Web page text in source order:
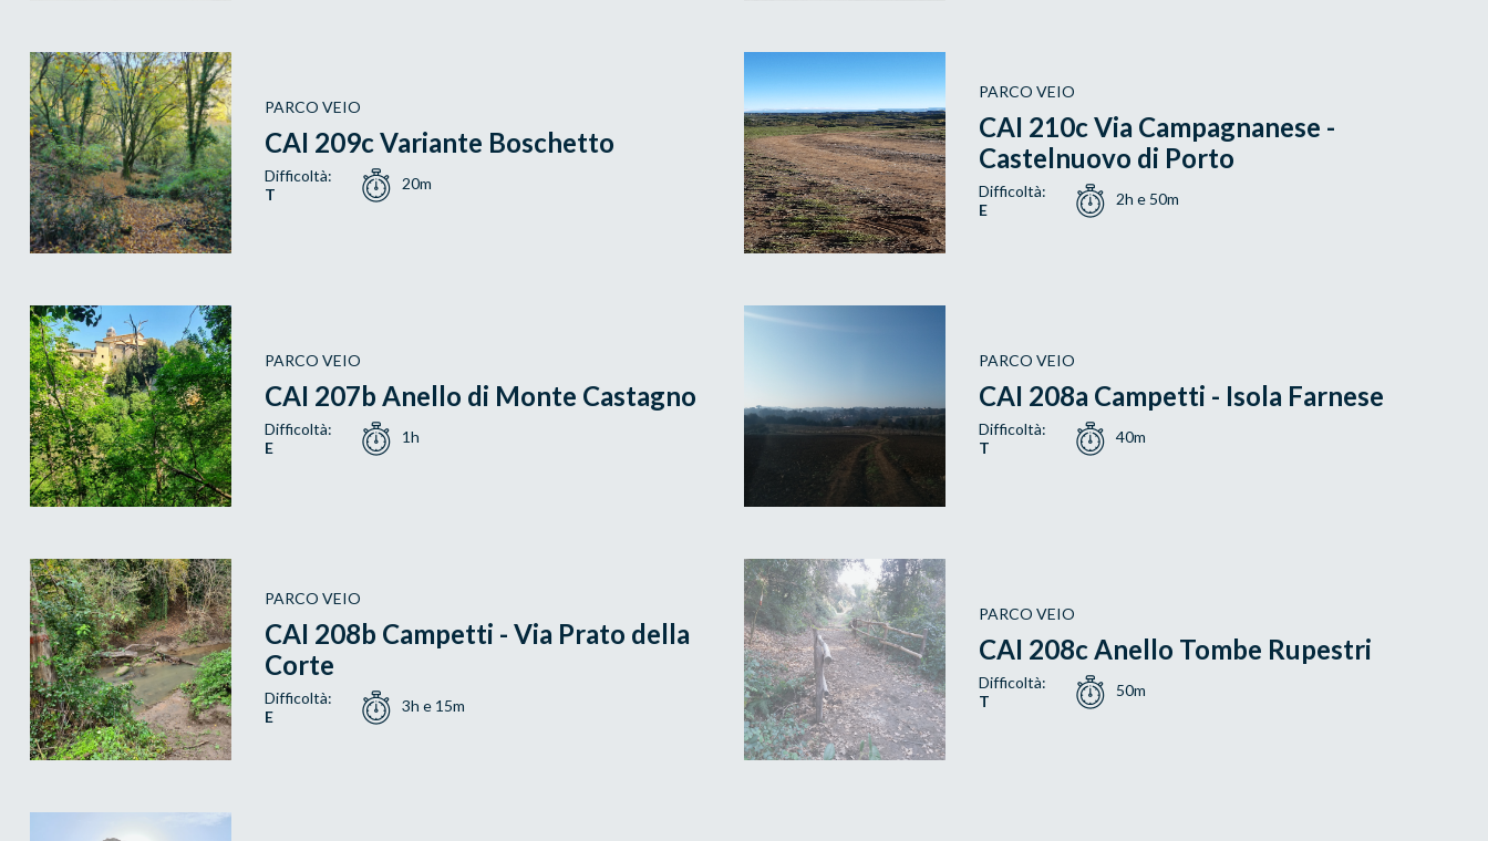
PARCO VEIO
CAI 209c Variante Boschetto
Difficoltà:
T
20m
PARCO VEIO
CAI 210c Via Campagnanese -
Castelnuovo di Porto
Difficoltà:
E
2h e 50m
PARCO VEIO
CAI 207b Anello di Monte Castagno
Difficoltà:
E
1h
PARCO VEIO
CAI 208a Campetti - Isola Farnese
Difficoltà:
T
40m
PARCO VEIO
CAI 208b Campetti - Via Prato della
Corte
Difficoltà:
E
3h e 15m
PARCO VEIO
CAI 208c Anello Tombe Rupestri
Difficoltà:
T
50m